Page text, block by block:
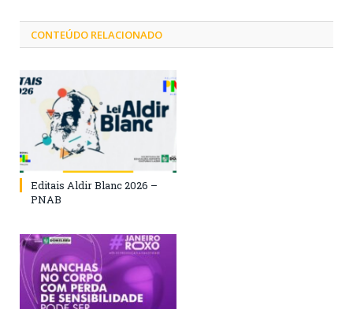
CONTEÚDO RELACIONADO
Editais Aldir Blanc 2026 –
PNAB